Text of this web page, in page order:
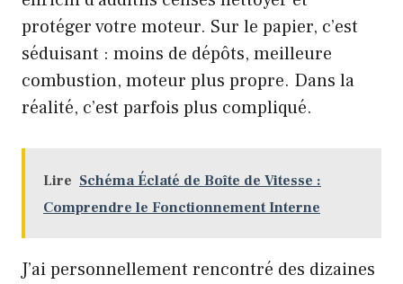
protéger votre moteur. Sur le papier, c’est
séduisant : moins de dépôts, meilleure
combustion, moteur plus propre. Dans la
réalité, c’est parfois plus compliqué.
Lire Schéma Éclaté de Boîte de Vitesse :
Comprendre le Fonctionnement Interne
J’ai personnellement rencontré des dizaines